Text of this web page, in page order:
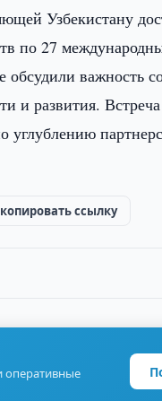
Узбекистану
по 27
важность
и развития.
углублению
ссылку
оперативные